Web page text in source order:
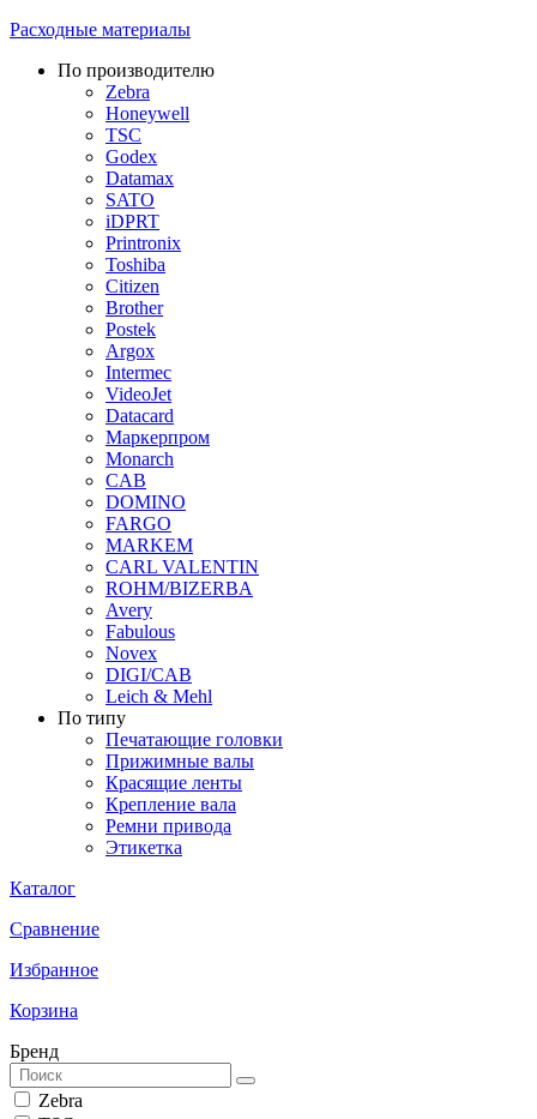
Расходные материалы
По производителю
Zebra
Honeywell
TSC
Godex
Datamax
SATO
iDPRT
Printronix
Toshiba
Citizen
Brother
Postek
Argox
Intermec
VideoJet
Datacard
Маркерпром
Monarch
CAB
DOMINO
FARGO
MARKEM
CARL VALENTIN
ROHM/BIZERBA
Avery
Fabulous
Novex
DIGI/CAB
Leich & Mehl
По типу
Печатающие головки
Прижимные валы
Красящие ленты
Крепление вала
Ремни привода
Этикетка
Каталог
Сравнение
Избранное
Корзина
Бренд
Zebra